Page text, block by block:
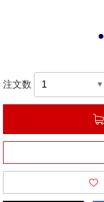
注文数